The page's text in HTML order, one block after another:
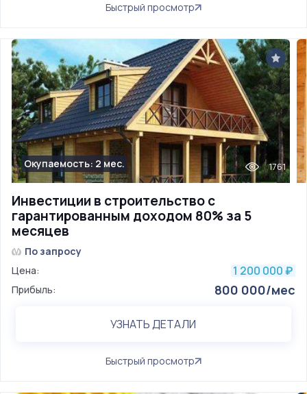
Быстрый просмотр
Инвестиции в строительство с
гарантированным доходом 80% за 5
месяцев
Окупаемость: 2 мес. 1761
По запросу
Цена:
1 200 000 ₽
Прибыль: 800 000/мес
УЗНАТЬ ДЕТАЛИ
Быстрый просмотр